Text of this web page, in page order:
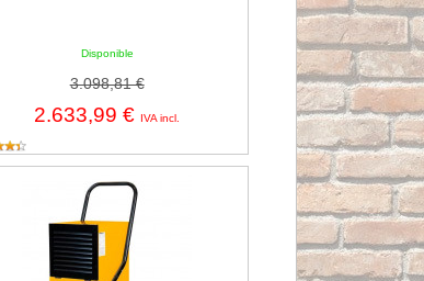
Disponible
3.098,81 €
2.633,99 € IVA incl.
80l/24h - 1200m3
DH 752 - Deshumidificador profesional de 47l/24h -